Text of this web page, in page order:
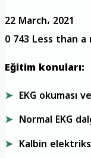
22 March، 2021
0743 Less than
Eğitim konuları:
EKG okuması
Normal EKG
Kalbin